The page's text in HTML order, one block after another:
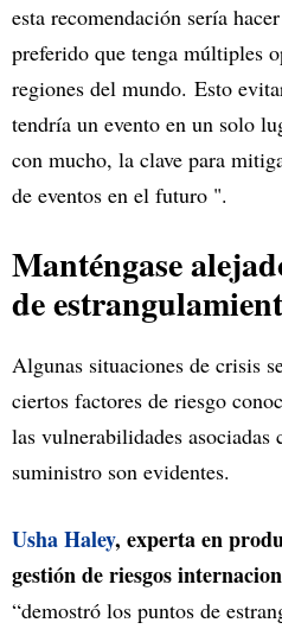
esta recomendación sería
preferido que tenga múltiples
regiones del mundo. Esto
tendría un evento en un solo
con mucho, la clave para
de eventos en el futuro ".
Manténgase
de
Algunas situaciones de crisis
ciertos factores de riesgo
las vulnerabilidades asociadas
suministro son evidentes.
Usha Haley, experta en
gestión de riesgos
“demostró los puntos de